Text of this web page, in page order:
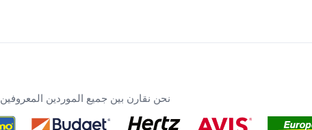
نحن نقارن بين جميع الموردين المعروفين